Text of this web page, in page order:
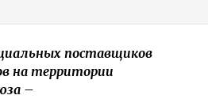
поставщиков
на территории
–